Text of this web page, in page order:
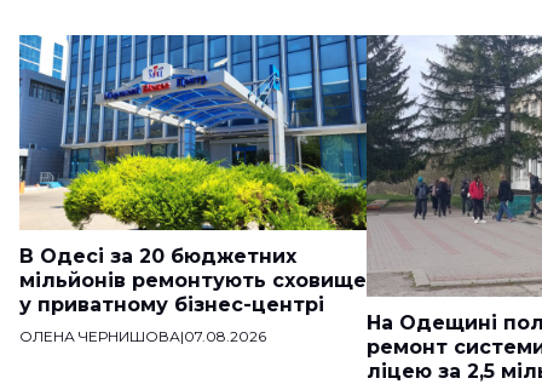
В Одесі за 20 бюджетних
мільйонів ремонтують сховище
у приватному бізнес-центрі
ОЛЕНА ЧЕРНИШОВА|07.08.2026
На Одещині
ремонт
ліцею за 2,5